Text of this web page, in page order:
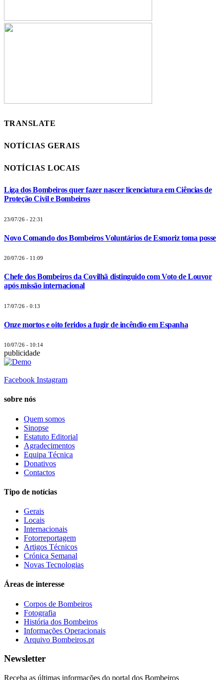
TRANSLATE
NOTÍCIAS GERAIS
NOTÍCIAS LOCAIS
Liga dos Bombeiros quer fazer nascer licenciatura em Ciências de
Proteção Civil e Bombeiros
23/07/26 - 22:31
Novo Comando dos Bombeiros Voluntários de Esmoriz toma posse
20/07/26 - 11:09
Chefe dos Bombeiros da Covilhã distinguido com Voto de Louvor
após missão internacional
17/07/26 - 0:13
Onze mortos e oito feridos a fugir de incêndio em Espanha
10/07/26 - 10:14
publicidade
Facebook Instagram
sobre nós
Quem somos
Sinopse
Estatuto Editorial
Agradecimentos
Equipa Técnica
Donativos
Contactos
Tipo de notícias
Gerais
Locais
Internacionais
Fotorreportagem
Artigos Técnicos
Crónica Semanal
Novas Tecnologias
Áreas de interesse
Corpos de Bombeiros
Fotografia
História dos Bombeiros
Informações Operacionais
Arquivo Bombeiros.pt
Newsletter
Receba as últimas informações do portal dos Bombeiros